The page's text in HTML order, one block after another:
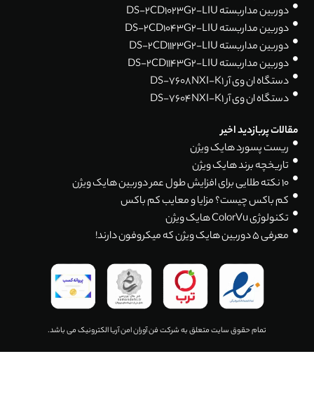
دوربین مداربسته DS-2CD1023G2-LIU
دوربین مداربسته DS-2CD1043G2-LIU
دوربین مداربسته DS-2CD1123G2-LIU
دوربین مداربسته DS-2CD1143G2-LIU
دستگاه ان وی آر DS-7608NXI-K1
دستگاه ان وی آر DS-7604NXI-K1
مقالات پربازدید اخیر
ریست پسورد هایک ویژن
تاریخچه برند هایک ویژن
۱۰ نکته طلایی برای افزایش طول عمر دوربین هایک ویژن
کم باکس چیست؟ مزایا و معایب کم باکس
تکنولوژی ColorVu هایک ویژن
معرفی 5 دوربین هایک ویژن که میکروفون دارند!
تمام حقوق سایت متعلق به شرکت فن آوران امن آریا الکترونیک می باشد.